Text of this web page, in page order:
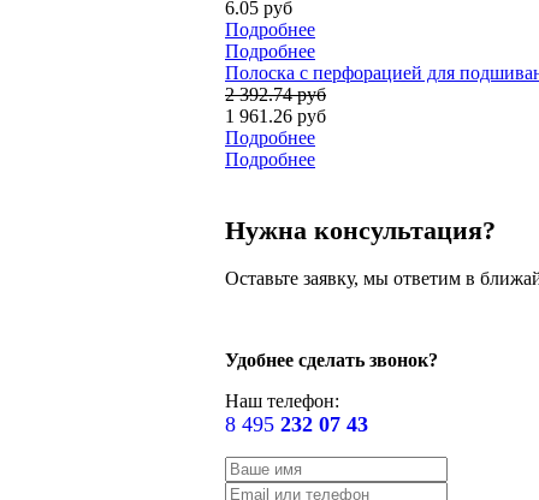
6.05 руб
Подробнее
Подробнее
Полоска с перфорацией для
2 392.74 руб
1 961.26 руб
Подробнее
Подробнее
Нужна консультация?
Оставьте заявку, мы ответим в
Удобнее сделать звонок?
Наш телефон:
8 495 232 07 43